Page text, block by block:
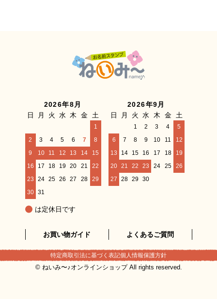
2026年8月
日
月 火 水 木 金 土
1
2
3 4 5 6 7
8
9
10 11 12 13 14
15
16
17 18 19 20 21
22
23
24 25 26 27 28
29
30
31
2026年9月
日
月 火 水 木 金 土
1 2 3 4
5
6
7 8 9 10 11
12
13
14 15 16 17 18
19
20 21 22 23 24 25
26
27
28 29 30
は定休日です
お買い物ガイド よくあるご質問
特定商取引法に基づく表記個人情報保護方針
© ねいみ〜♪オンラインショップ All rights reserved.